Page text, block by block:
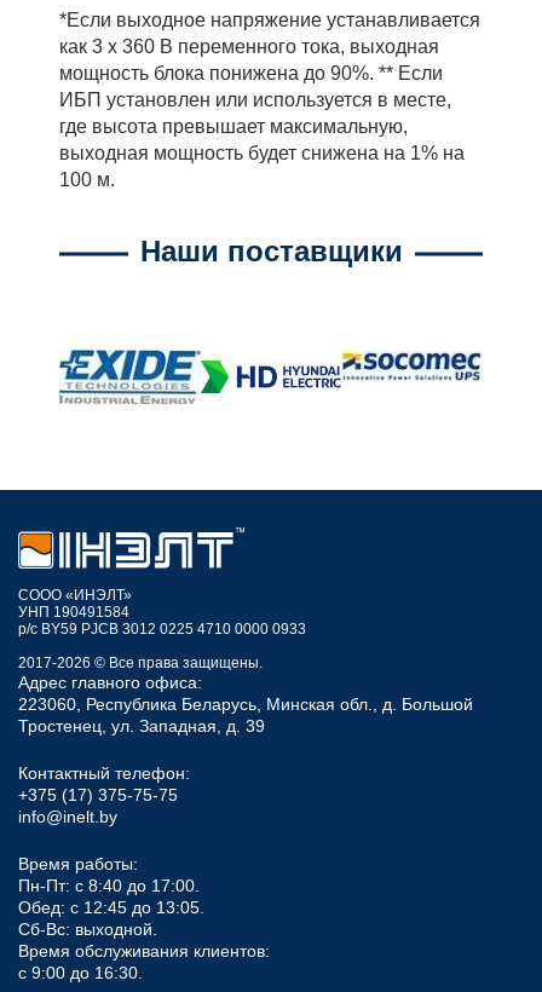
*Если выходное напряжение устанавливается
как 3 x 360 В переменного тока, выходная
мощность блока понижена до 90%. ** Если
ИБП установлен или используется в месте,
где высота превышает максимальную,
выходная мощность будет снижена на 1% на
100 м.
Наши поставщики
СООО «ИНЭЛТ»
УНП 190491584
р/с BY59 PJCB 3012 0225 4710 0000 0933
2017-2026 © Все права защищены.
Адрес главного офиса:
223060, Республика Беларусь, Минская обл., д. Большой
Тростенец, ул. Западная, д. 39
Контактный телефон:
+375 (17) 375-75-75
info@inelt.by
Время работы:
Пн-Пт: с 8:40 до 17:00.
Обед: с 12:45 до 13:05.
Сб-Вс: выходной.
Время обслуживания клиентов:
с 9:00 до 16:30.